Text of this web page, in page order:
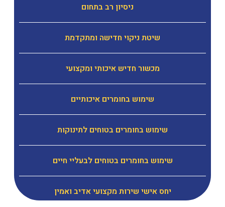
ניסיון רב בתחום
שיטת ניקוי חדישה ומתקדמת
מכשור חדיש איכותי ומקצועי
שימוש בחומרים איכותיים
שימוש בחומרים בטוחים לתינוקות
שימוש בחומרים בטוחים לבעליי חיים
יחס אישי שירות מקצועי אדיב ואמין